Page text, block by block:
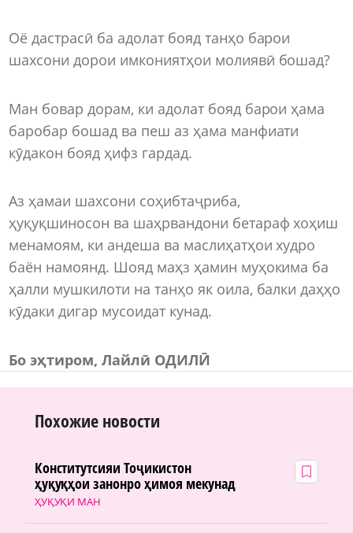
Оё дастрасӣ ба адолат бояд танҳо барои
шахсони дорои имкониятҳои молиявӣ бошад?
Ман бовар дорам, ки адолат бояд барои ҳама
баробар бошад ва пеш аз ҳама манфиати
кӯдакон бояд ҳифз гардад.
Аз ҳамаи шахсони соҳибтаҷриба,
ҳуқуқшиносон ва шаҳрвандони бетараф хоҳиш
менамоям, ки андеша ва маслиҳатҳои худро
баён намоянд. Шояд маҳз ҳамин муҳокима ба
ҳалли мушкилоти на танҳо як оила, балки даҳҳо
кӯдаки дигар мусоидат кунад.
Бо эҳтиром, Лайлӣ ОДИЛӢ
Похожие новости
ҲУҚУҚИ МАН
Конститутсияи Тоҷикистон
ҳуқуқҳои занонро ҳимоя мекунад